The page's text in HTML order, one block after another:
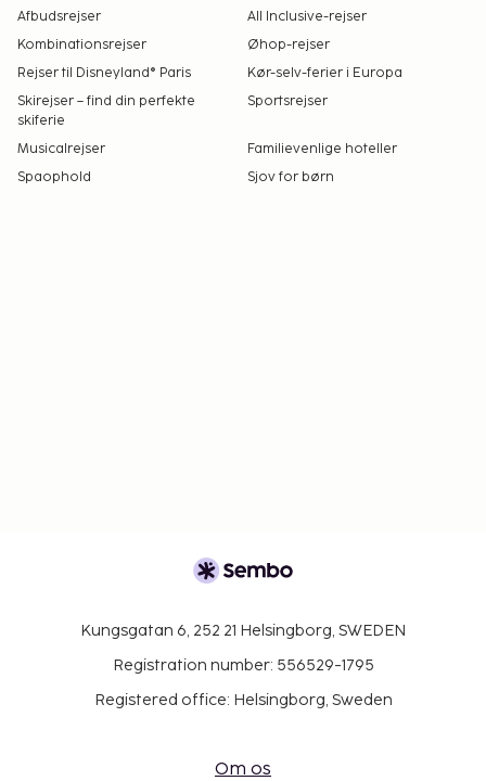
Afbudsrejser
All Inclusive-rejser
Kombinationsrejser
Øhop-rejser
Rejser til Disneyland® Paris
Kør-selv-ferier i Europa
Skirejser – find din perfekte
skiferie
Sportsrejser
Musicalrejser
Familievenlige hoteller
Spaophold
Sjov for børn
Kungsgatan 6, 252 21 Helsingborg, SWEDEN
Registration number: 556529-1795
Registered office: Helsingborg, Sweden
Om os